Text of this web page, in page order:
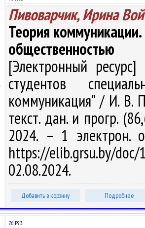
Пивоварчик, Ирина
Теория
общественностью
[Электронный
студентов
коммуникация" / И. В.
текст. дан. и прогр.
2024. – 1 электрон.
https://elib.grsu.by/
02.08.2024.
Добавить в корзину Подробнее
76 Р93